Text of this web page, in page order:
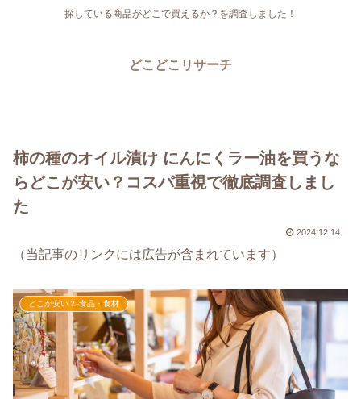
探している商品がどこで買えるか？を調査しました！
どこどこリサーチ
柿の種のオイル漬け にんにくラー油を買うな
らどこが安い？コスパ重視で徹底調査しまし
た
2024.12.14
（当記事のリンクには広告が含まれています）
どこが安い？-食品・食材